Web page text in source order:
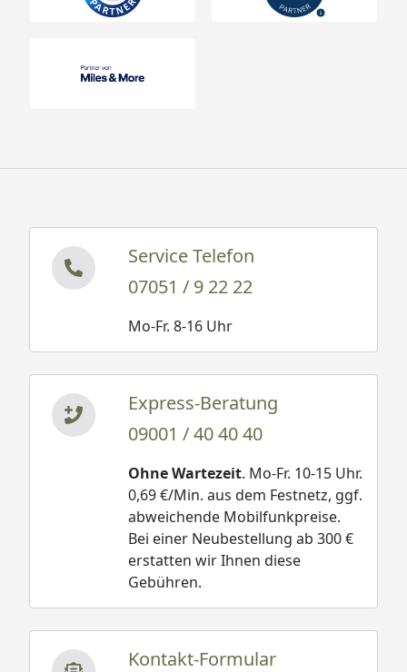
Service Telefon
07051 / 9 22 22
Mo-Fr. 8-16 Uhr
Express-Beratung
09001 / 40 40 40
Ohne Wartezeit. Mo-Fr. 10-15 Uhr.
0,69 €/Min. aus dem Festnetz, ggf.
abweichende Mobilfunkpreise.
Bei einer Neubestellung ab 300 €
erstatten wir Ihnen diese
Gebühren.
Kontakt-Formular